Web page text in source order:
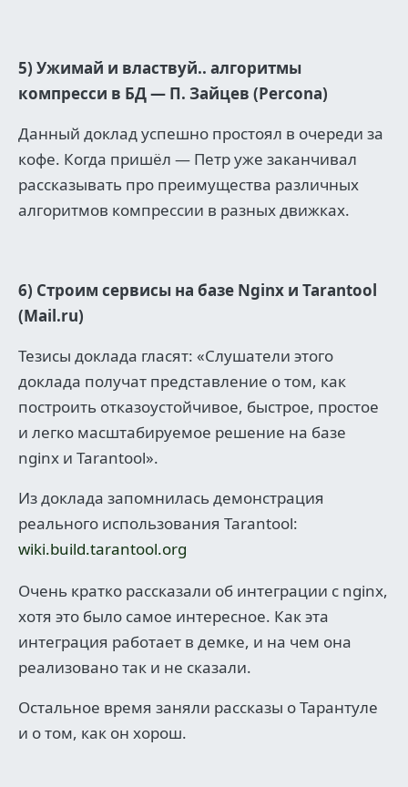
5) Ужимай и властвуй.. алгоритмы
компресси в БД — П. Зайцев (Percona)
Данный доклад успешно простоял в очереди за
кофе. Когда пришёл — Петр уже заканчивал
рассказывать про преимущества различных
алгоритмов компрессии в разных движках.
6) Строим сервисы на базе Nginx и Tarantool
(Mail.ru)
Тезисы доклада гласят: «Слушатели этого
доклада получат представление о том, как
построить отказоустойчивое, быстрое, простое
и легко масштабируемое решение на базе
nginx и Tarantool».
Из доклада запомнилась демонстрация
реального использования Tarantool:
wiki.build.tarantool.org
Очень кратко рассказали об интеграции с nginx,
хотя это было самое интересное. Как эта
интеграция работает в демке, и на чем она
реализовано так и не сказали.
Остальное время заняли рассказы о Тарантуле
и о том, как он хорош.